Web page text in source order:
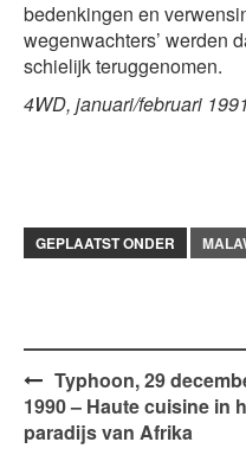
bedenkingen en
wegenwachters’ werden
schielijk teruggenomen.
4WD, januari/februari
GEPLAATST ONDER
Bericht
navigatie
Typhoon, 29
1990 – Haute cuisine in
paradijs van Afrika